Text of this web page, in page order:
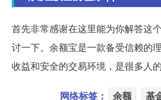
首先非常感谢在这里能为你解答这
讨一下。余额宝是一款备受信赖的
收益和安全的交易环境，是很多人的
网络标签： 余额 基